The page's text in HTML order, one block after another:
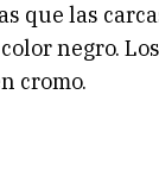
que las
negro.
cromo.